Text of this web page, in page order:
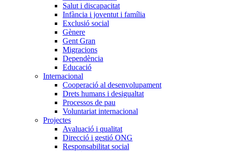
Salut i discapacitat
Infància i joventut i família
Exclusió social
Gènere
Gent Gran
Migracions
Dependència
Educació
Internacional
Cooperació al desenvolupament
Drets humans i desigualtat
Processos de pau
Voluntariat internacional
Projectes
Avaluació i qualitat
Direcció i gestió ONG
Responsabilitat social